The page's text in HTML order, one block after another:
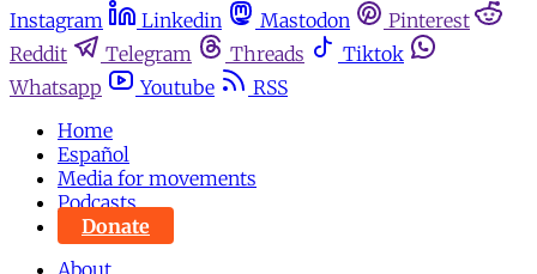
Instagram
Linkedin Mastodon
Pinterest
Reddit
Telegram Threads
Tiktok
Whatsapp
Youtube
RSS
Home
Español
Media for movements
Podcasts
Donate
About